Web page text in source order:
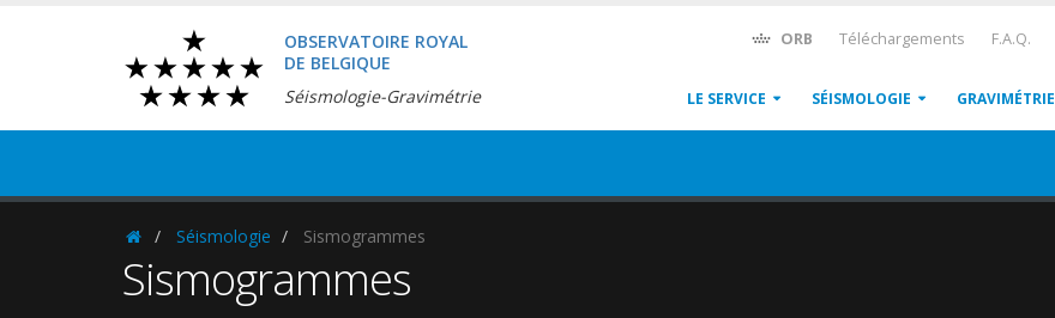
OBSERVATOIRE ROYAL
DE BELGIQUE
Séismologie-Gravimétrie
ORB Téléchargements F.A.Q.
LE SERVICE SÉISMOLOGIE GRAVIMÉTRIE
HomepageSéismologie Sismogrammes
Sismogrammes